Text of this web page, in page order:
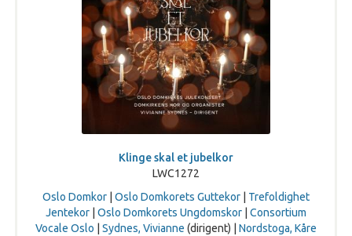
Klinge skal et jubelkor
LWC1272
Oslo Domkor
Oslo Domkorets Guttekor
Trefoldighet
Jentekor
Oslo Domkorets Ungdomskor
Consortium
Vocale Oslo
Sydnes, Vivianne (dirigent) | Nordstoga, Kåre